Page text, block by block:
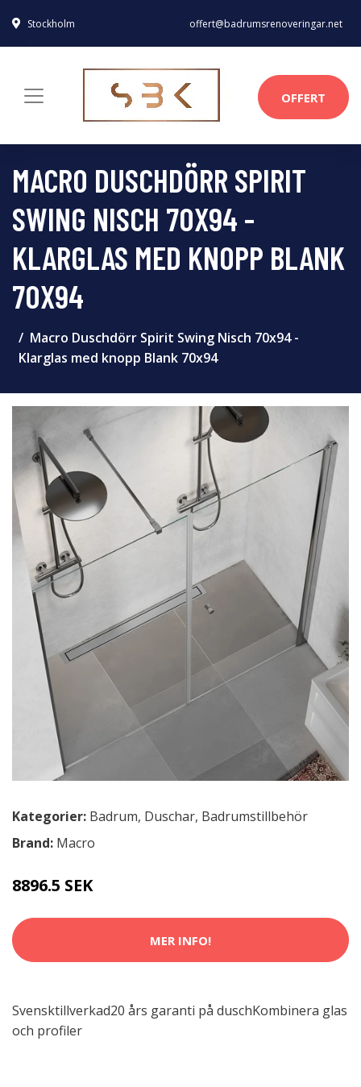
Stockholm offert@badrumsrenoveringar.net
OFFERT
MACRO DUSCHDÖRR SPIRIT
SWING NISCH 70X94 -
KLARGLAS MED KNOPP BLANK
70X94
Macro Duschdörr Spirit Swing Nisch 70x94 -
Klarglas med knopp Blank 70x94
Kategorier: Badrum, Duschar, Badrumstillbehör
Brand: Macro
8896.5 SEK
MER INFO!
Svensktillverkad20 års garanti på duschKombinera glas
och profiler